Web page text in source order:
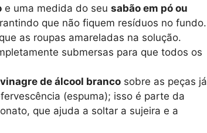
e uma medida do seu sabão em pó ou
que não fiquem resíduos no fundo.
as roupas amareladas na solução.
submersas para que todos os
vinagre de álcool branco sobre as peças já
(espuma); isso é parte da
que ajuda a soltar a sujeira e a